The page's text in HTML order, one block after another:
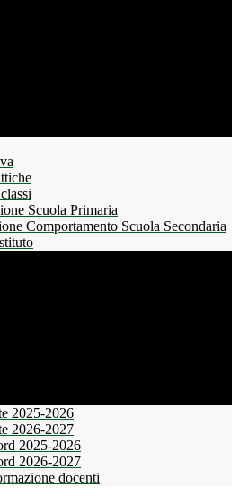
Scuola Primaria
Comportamento Scuola Secondaria
2025-2026
2026-2027
2025-2026
2026-2027
docenti